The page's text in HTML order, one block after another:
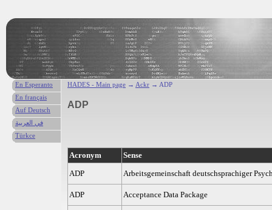
HADES - Main page → Ackr → ADP
ADP
Acronym
Sense
ADP
Arbeitsgemeinschaft deutschsprachiger
ADP Acceptance Data Package
En Esperanto
En français
Auf Deutsch
في العربية
Türkce